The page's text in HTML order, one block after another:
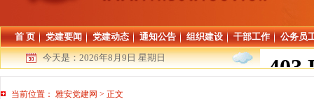
首 页 党建要闻 党建动态 通知公告 组织建设 干部工作
公务员
今天是：2026年8月9日 星期日
当前位置： 雅安党建网 > 正文